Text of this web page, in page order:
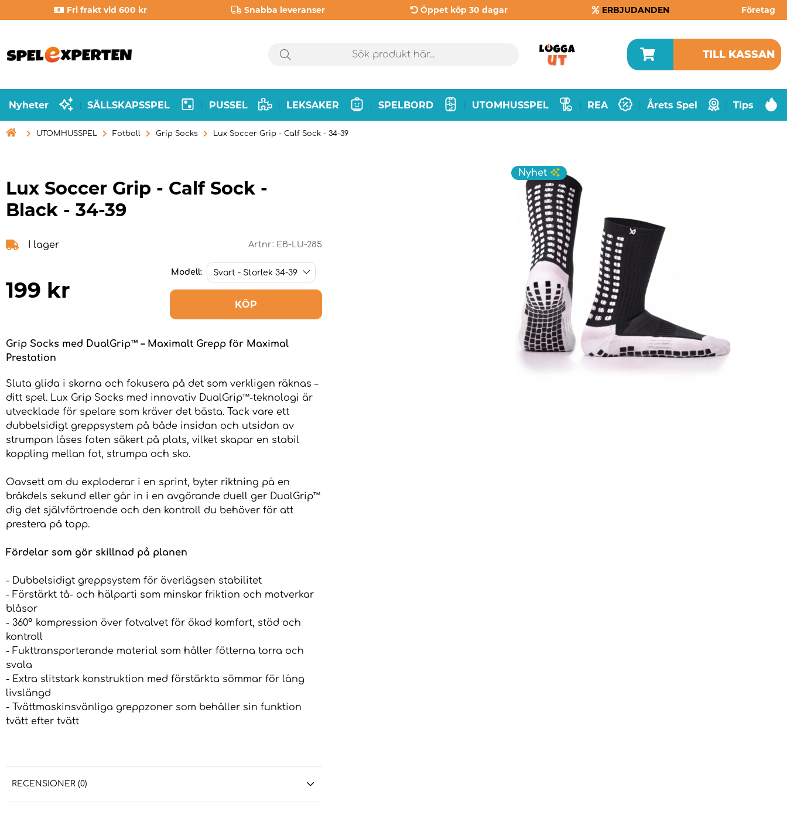
Fri frakt vid 600 kr Snabba leveranser Öppet köp 30 dagar ERBJUDANDEN Företag
TILL KASSAN
Nyheter SÄLLSKAPSSPEL PUSSEL LEKSAKER SPELBORD UTOMHUSSPEL REA Årets Spel Tips
 UTOMHUSSPEL Fotboll Grip Socks Lux Soccer Grip - Calf Sock - 34-39
Lux Soccer Grip - Calf Sock -
Black - 34-39
I lager Artnr: EB-LU-285
199 kr
Modell:
KÖP
Grip Socks med DualGrip™ – Maximalt Grepp för Maximal
Prestation
Sluta glida i skorna och fokusera på det som verkligen räknas –
ditt spel. Lux Grip Socks med innovativ DualGrip™-teknologi är
utvecklade för spelare som kräver det bästa. Tack vare ett
dubbelsidigt greppsystem på både insidan och utsidan av
strumpan låses foten säkert på plats, vilket skapar en stabil
koppling mellan fot, strumpa och sko.
Oavsett om du exploderar i en sprint, byter riktning på en
bråkdels sekund eller går in i en avgörande duell ger DualGrip™
dig det självförtroende och den kontroll du behöver för att
prestera på topp.
Fördelar som gör skillnad på planen
- Dubbelsidigt greppsystem för överlägsen stabilitet
- Förstärkt tå- och hälparti som minskar friktion och motverkar
blåsor
- 360° kompression över fotvalvet för ökad komfort, stöd och
kontroll
- Fukttransporterande material som håller fötterna torra och
svala
- Extra slitstark konstruktion med förstärkta sömmar för lång
livslängd
- Tvättmaskinsvänliga greppzoner som behåller sin funktion
tvätt efter tvätt
RECENSIONER (0)
Nyhet